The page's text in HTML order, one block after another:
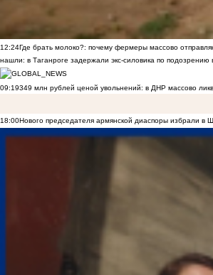
12:24Где брать молоко?: почему фермеры массово
нашли: в Таганроге задержали экс-силовика по подозрению
09:19349 млн рублей ценой увольнений: в ДНР массово
18:00Нового председателя армянской диаспоры избрали в